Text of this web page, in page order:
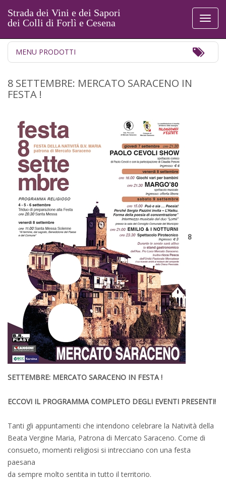
Strada dei Vini e dei Sapori
dei Colli di Forlì e Cesena
MENU PRODOTTI
8 SETTEMBRE: MERCATO SARACENO IN
FESTA !
8
SETTEMBRE: MERCATO SARACENO IN FESTA !
ECCOVI IL PROGRAMMA COMPLETO DEGLI EVENTI PRESENTI!
Tanti gli appuntamenti che intendono celebrare la Natività della
Beata Vergine Maria, Patrona di Mercato Saraceno. Come di
consueto, momenti religiosi si intrecciano con una festa
paesana
da sempre molto sentita in tutto il territorio.